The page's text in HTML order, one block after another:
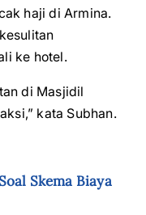
haji di Armina.
ke hotel.
di Masjidil
kata Subhan.
Skema Biaya